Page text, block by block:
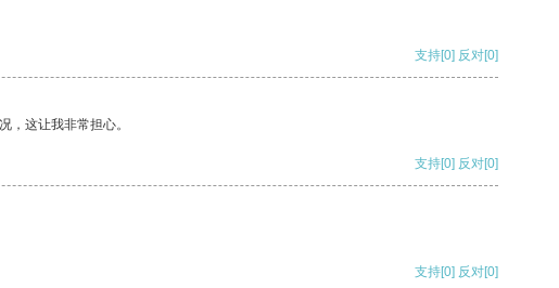
支持[0] 反对[0]
，这让我非常担心。
支持[0] 反对[0]
支持[0] 反对[0]